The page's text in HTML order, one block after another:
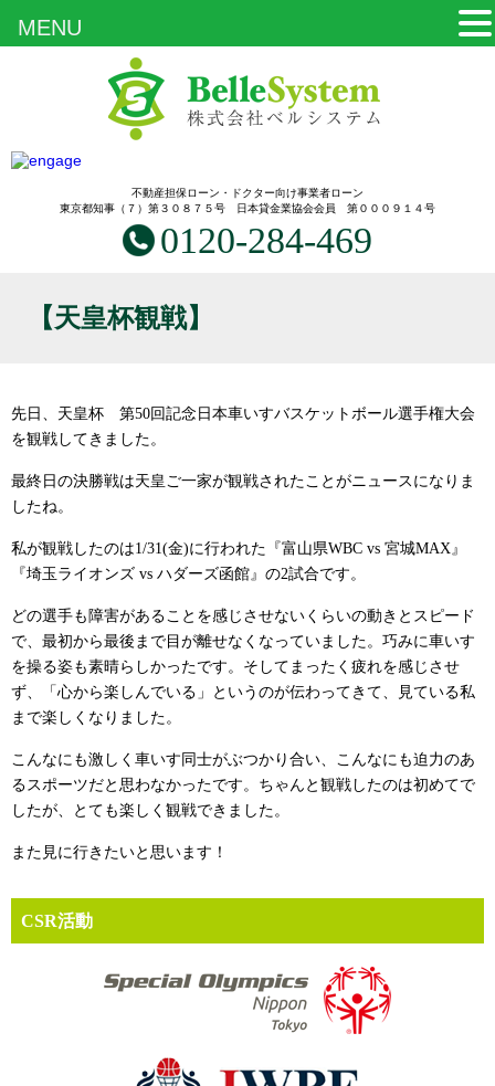
不動産担保ローン・ドクター向け事業者ローン
東京都知事（７）第３０８７５号 日本貸金業協会会員 第０００９１４号
0120-284-469
【天皇杯観戦】
先日、天皇杯 第50回記念日本車いすバスケットボール選手権大会
を観戦してきました。
最終日の決勝戦は天皇ご一家が観戦されたことがニュースになりま
したね。
私が観戦したのは1/31(金)に行われた『富山県WBC vs 宮城MAX』
『埼玉ライオンズ vs ハダーズ函館』の2試合です。
どの選手も障害があることを感じさせないくらいの動きとスピード
で、最初から最後まで目が離せなくなっていました。巧みに車いす
を操る姿も素晴らしかったです。そしてまったく疲れを感じさせ
ず、「心から楽しんでいる」というのが伝わってきて、見ている私
まで楽しくなりました。
こんなにも激しく車いす同士がぶつかり合い、こんなにも迫力のあ
るスポーツだと思わなかったです。ちゃんと観戦したのは初めてで
したが、とても楽しく観戦できました。
また見に行きたいと思います！
CSR活動
MENU